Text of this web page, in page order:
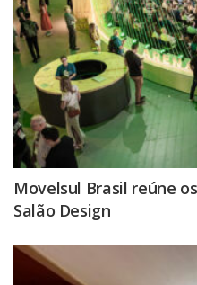
Movelsul Brasil reúne
Salão Design